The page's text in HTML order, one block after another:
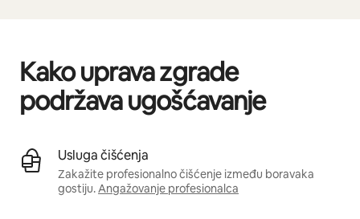
Kako uprava zgrade
podržava ugošćavanje
Usluga čišćenja
Zakažite profesionalno čišćenje između boravaka
gostiju.Angažovanje profesionalca